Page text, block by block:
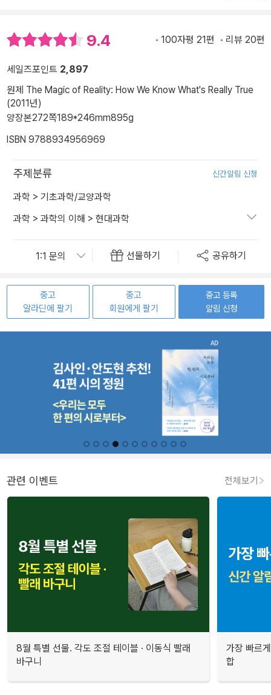
9.4 100자평 21편 리뷰 20편
세일즈포인트 2,897
원제 The Magic of Reality: How We Know What's Really True
(2011년)
양장본272쪽189*246mm895g
ISBN 9788934956969
주제분류 신간알림 신청
과학 > 기초과학/교양과학
과학 > 과학의 이해 > 현대과학
선물하기 공유하기
중고
알라딘에 팔기
중고
회원에게 팔기
중고 등록
알림 신청
관련 이벤트 전체보기
8월 특별 선물. 각도 조절 테이블 · 이동식 빨래
바구니
가장 빠르
합